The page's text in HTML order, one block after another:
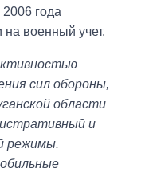
года
военный учет.
сил обороны,
области
и
режимы.